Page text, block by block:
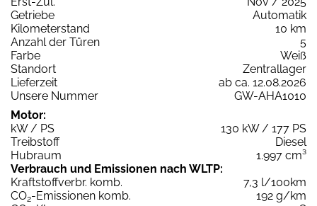
Getriebe
Automatik
Kilometerstand
10 km
Anzahl der Türen
5
Farbe
Weiß
Standort
Zentrallager
Lieferzeit
ab ca. 12.08.2026
Unsere Nummer
GW-AHA1010
Motor:
kW / PS
130 kW / 177 PS
Treibstoff
Diesel
Hubraum
1.997 cm³
Verbrauch und Emissionen nach WLTP:
Kraftstoffverbr. komb.
7,3 l/100km
CO2-Emissionen komb.
192 g/km